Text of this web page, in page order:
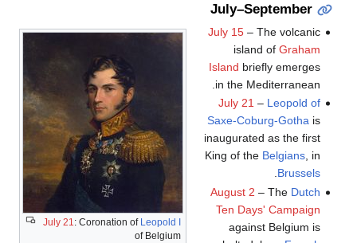
July–September
July 21: Coronation of Leopold I
of Belgium
July 15– The volcanic
island of Graham
Island briefly emerges
in the Mediterranean.
July 21 – Leopold of
Saxe-Coburg-Gothais
inaugurated as the first
King of the Belgians, in
Brussels
.
August 2 – The Dutch
Ten Days' Campaign
against Belgium is